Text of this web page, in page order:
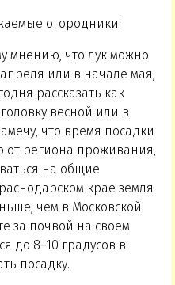
огородники!
мнению, что лук можно
или в начале мая,
рассказать как
весной или в
что время посадки
от региона проживания,
на общие
крае земля
чем в Московской
за почвой на своем
до 8−10 градусов в
посадку.